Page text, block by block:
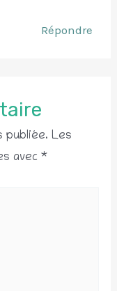
Répondre
publiée. Les
avec*